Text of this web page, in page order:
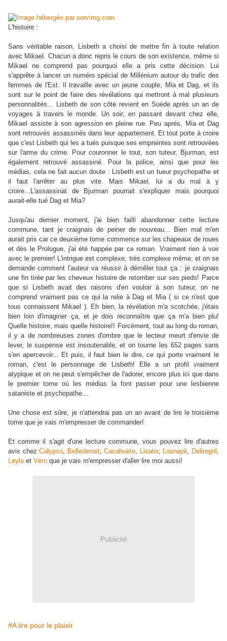
L'histoire :
Sans véritable raison, Lisbeth a choisi de mettre fin à toute relation
avec Mikael. Chacun a donc repris le cours de son existence, même si
Mikael ne comprend pas pourquoi elle a pris cette décision. Lui
s'apprête à lancer un numéro spécial de Millénium autour du trafic des
femmes de l'Est. Il travaille avec un jeune couple, Mia et Dag, et ils
sont sur le point de faire des révélations qui mettront à mal plusieurs
personnalités... Lisbeth de son côté revient en Suède après un an de
voyages à travers le monde. Un soir, en passant devant chez elle,
Mikael assiste à son agression en pleine rue. Peu après, Mia et Dag
sont retrouvés assassinés dans leur appartement. Et tout porte à croire
que c'est Lisbeth qui les a tués puisque ses empreintes sont retrouvées
sur l'arme du crime. Pour couronner le tout, son tuteur, Bjurman, est
également retrouvé assassiné. Pour la police, ainsi que pour les
médias, cela ne fait aucun doute : Lisbeth est un tueur psychopathe et
il faut l'arrêter au plus vite. Mais Mikael, lui a du mal à y
croire...L'assassinat de Bjurman pourrait s'expliquer mais pourquoi
aurait-elle tué Dag et Mia?
Jusqu'au dernier moment, j'ai bien failli abandonner cette lecture
commune, tant je craignais de peiner de nouveau... Bien mal m'en
aurait pris car ce deuxième tome commence sur les chapeaux de roues
et dès le Prologue, j'ai été happée par ce roman. Vraiment rien à voir
avec le premier! L'intrigue est complexe, très complexe même, et on se
demande comment l'auteur va réussir à démêler tout ça : je craignais
une fin tirée par les cheveux histoire de retomber sur ses pieds! Parce
que si Lisbeth avait des raisons d'en vouloir à son tuteur, on ne
comprend vraiment pas ce qui la relie à Dag et Mia ( si ce n'est que
tous connaissent Mikael ). Eh bien, la révélation m'a scotchée, j'étais
bien loin d'imaginer ça, et je dois reconnaître que ça m'a bien plu!
Quelle histoire, mais quelle histoire!! Forcément, tout au long du roman,
il y a de nombreuses zones d'ombre que le lecteur meurt d'envie de
lever, le suspense est insoutenable, et on tourne les 652 pages sans
s'en apercevoir... Et puis, il faut bien le dire, ce qui porte vraiment le
roman, c'est le personnage de Lisbeth! Elle a un profil vraiment
atypique et on ne peut s'empêcher de l'adorer, encore plus ici que dans
le premier tome où les médias la font passer pour une lesbienne
sataniste et psychopathe...
Une chose est sûre, je n'attendrai pas un an avant de lire le troisième
tome que je vais m'empresser de commander!
Et comme il s'agit d'une lecture commune, vous pouvez lire d'autres
avis chezCalypso, Belledenuit, Cacahuète, Lisalor, Lounapil , Deliregirl ,
Leyla et Véro que je vais m'empresser d'aller lire moi aussi!
Publicité
#A lire pour le plaisir